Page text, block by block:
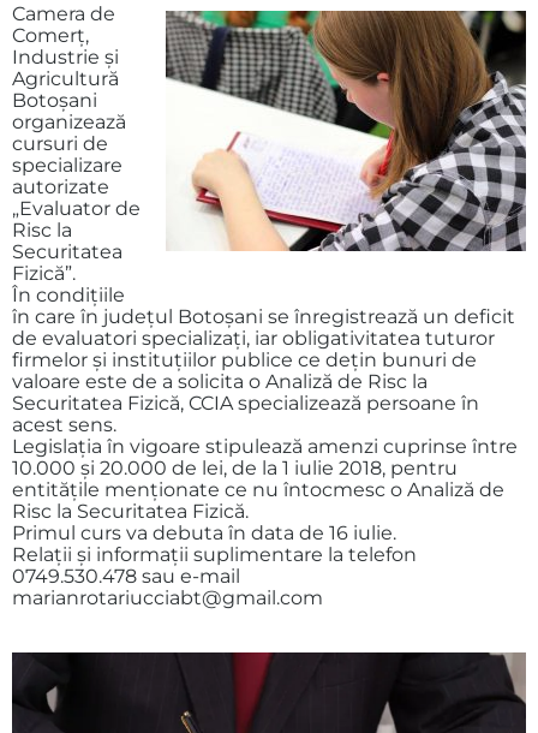
Camera de
Comerţ,
Industrie şi
Agricultură
Botoşani
organizează
cursuri de
specializare
autorizate
„Evaluator de
Risc la
Securitatea
Fizică”.
În condiţiile
în care în judeţul Botoşani se înregistrează un deficit
de evaluatori specializaţi, iar obligativitatea tuturor
firmelor şi instituţiilor publice ce deţin bunuri de
valoare este de a solicita o Analiză de Risc la
Securitatea Fizică, CCIA specializează persoane în
acest sens.
Legislaţia în vigoare stipulează amenzi cuprinse între
10.000 şi 20.000 de lei, de la 1 iulie 2018, pentru
entităţile menţionate ce nu întocmesc o Analiză de
Risc la Securitatea Fizică.
Primul curs va debuta în data de 16 iulie.
Relaţii şi informaţii suplimentare la telefon
0749.530.478 sau e-mail
marianrotariucciabt@gmail.com